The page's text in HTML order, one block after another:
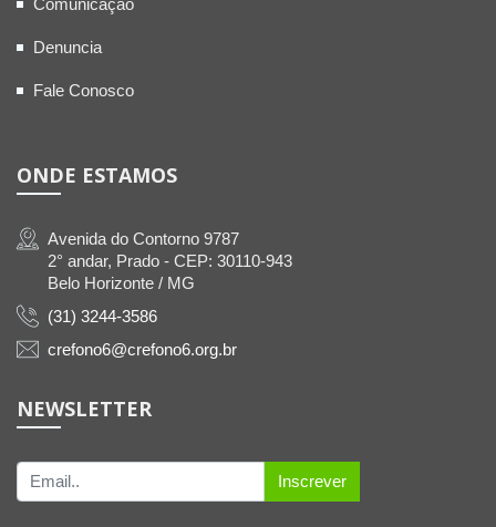
Denuncia
Fale Conosco
ONDE ESTAMOS
Avenida do Contorno 9787
2° andar, Prado - CEP: 30110-943
Belo Horizonte / MG
(31) 3244-3586
crefono6@crefono6.org.br
NEWSLETTER
Inscrever